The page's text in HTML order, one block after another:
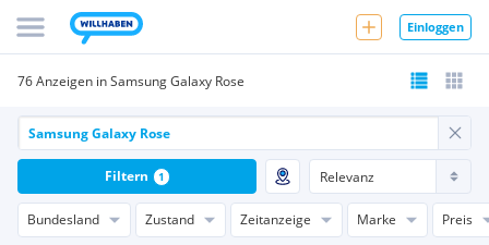
Einloggen
76 Anzeigen in Samsung Galaxy Rose
Bundesland Zustand Zeitanzeige Marke
Preis
Filtern 1